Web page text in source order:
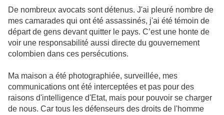
De nombreux avocats sont détenus. J'ai pleuré nombre de
mes camarades qui ont été assassinés, j'ai été témoin de
départ de gens devant quitter le pays. C’est une honte de
voir une responsabilité aussi directe du gouvernement
colombien dans ces persécutions.
Ma maison a été photographiée, surveillée, mes
communications ont été interceptées et pas pour des
raisons d'intelligence d'Etat, mais pour pouvoir se charger
de nous. Car tous les défenseurs des droits de l'homme